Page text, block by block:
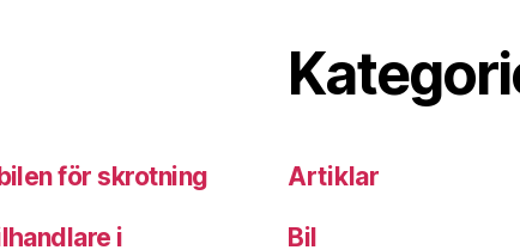
för skrotning
i
Artiklar
Bil